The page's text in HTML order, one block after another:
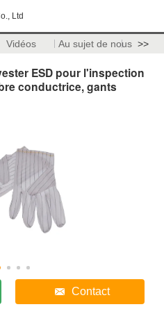
Ltd
Vidéos Au sujet de nous >>
ESD pour l'inspection
conductrice, gants
Contact